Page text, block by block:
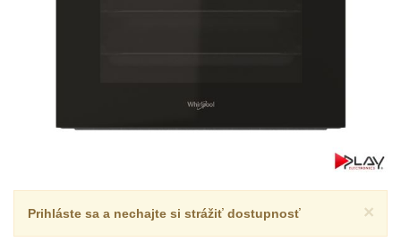
×
Prihláste sa a nechajte si strážiť dostupnosť